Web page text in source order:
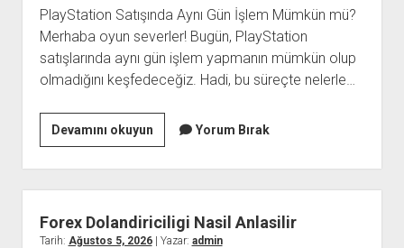
PlayStation Satışında Aynı Gün İşlem Mümkün mü?
Merhaba oyun severler! Bugün, PlayStation
satışlarında aynı gün işlem yapmanın mümkün olup
olmadığını keşfedeceğiz. Hadi, bu süreçte nelerle…
Devamını okuyunPlaystation
Satisinda
Ayni
Gun
İslem
Mumkun
Yorum Bırak
Forex Dolandiriciligi Nasil Anlasilir
Tarih: Ağustos 5, 2026| Yazar: admin